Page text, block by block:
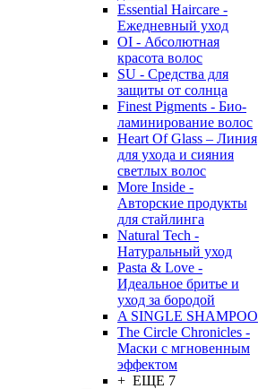
Essential Haircare -
Eжедневный уход
OI - Абсолютная
красота волос
SU - Средства для
защиты от солнца
Finest Pigments - Био-
ламинирование волос
Heart Of Glass – Линия
для ухода и сияния
светлых волос
More Inside -
Авторские продукты
для стайлинга
Natural Tech -
Натуральный уход
Pasta & Love -
Идеальное бритье и
уход за бородой
A SINGLE SHAMPOO
The Circle Chronicles -
Маски с мгновенным
эффектом
+ ЕЩЕ 7